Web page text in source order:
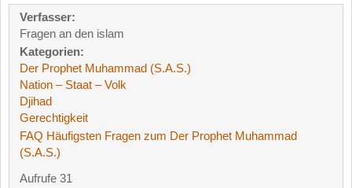
Verfasser:
Fragen an den islam
Kategorien:
Der Prophet Muhammad (S.A.S.)
Nation – Staat – Volk
Djihad
Gerechtigkeit
FAQ Häufigsten Fragen zum Der Prophet Muhammad
(S.A.S.)
Aufrufe 31